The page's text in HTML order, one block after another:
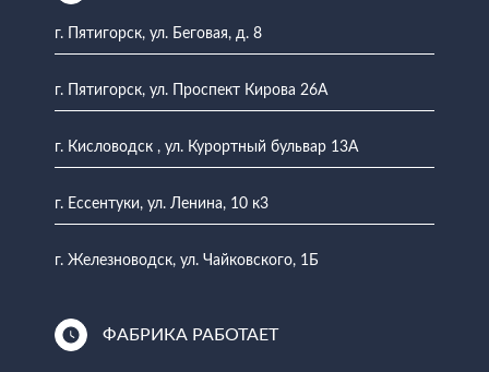
г. Пятигорск, ул. Беговая, д. 8
г. Пятигорск, ул. Проспект Кирова 26А
г. Кисловодск , ул. Курортный бульвар 13А
г. Ессентуки, ул. Ленина, 10 к3
г. Железноводск, ул. Чайковского, 1Б
ФАБРИКА РАБОТАЕТ